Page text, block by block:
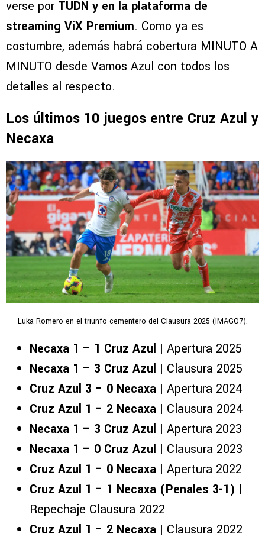
verse por TUDN y en la plataforma de
streaming ViX Premium. Como ya es
costumbre, además habrá cobertura MINUTO A
MINUTO desde Vamos Azul con todos los
detalles al respecto.
Los últimos 10 juegos entre Cruz Azul y
Necaxa
Luka Romero en el triunfo cementero del Clausura 2025 (IMAGO7).
Necaxa 1 – 1 Cruz Azul | Apertura 2025
Necaxa 1 – 3 Cruz Azul | Clausura 2025
Cruz Azul 3 – 0 Necaxa | Apertura 2024
Cruz Azul 1 – 2 Necaxa | Clausura 2024
Necaxa 1 – 3 Cruz Azul | Apertura 2023
Necaxa 1 – 0 Cruz Azul | Clausura 2023
Cruz Azul 1 – 0 Necaxa | Apertura 2022
Cruz Azul 1 – 1 Necaxa (Penales 3-1) |
Repechaje Clausura 2022
Cruz Azul 1 – 2 Necaxa | Clausura 2022